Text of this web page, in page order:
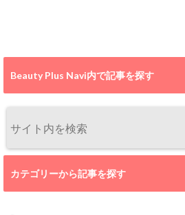
Beauty Plus Navi内で記事を探す
カテゴリーから記事を探す